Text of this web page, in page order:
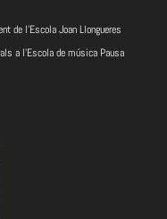
de l’Escola Joan Llongueres
a l’Escola de música Pausa